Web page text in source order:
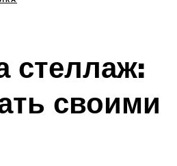
стеллаж:
своими